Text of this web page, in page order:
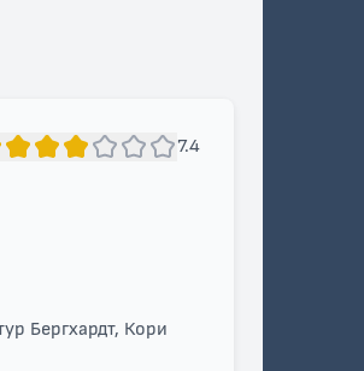
7.4
Бергхардт, Кори